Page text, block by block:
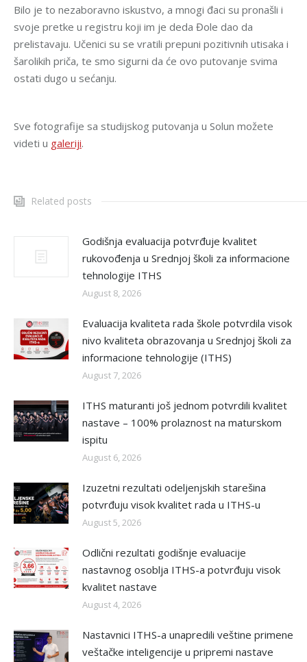
Bilo je to nezaboravno iskustvo, a mnogi đaci su pronašli i
svoje pretke u registru koji im je deda Đole dao da
prelistavaju. Učenici su se vratili prepuni pozitivnih utisaka i
šarolikih priča, te smo sigurni da će ovo putovanje svima
ostati dugo u sećanju.
Sve fotografije sa studijskog putovanja u Solun možete
videti u galeriji.
Related posts
Godišnja evaluacija potvrđuje kvalitet
rukovođenja u Srednjoj školi za informacione
tehnologije ITHS
August 8, 2026
Evaluacija kvaliteta rada škole potvrdila visok
nivo kvaliteta obrazovanja u Srednjoj školi za
informacione tehnologije (ITHS)
August 7, 2026
ITHS maturanti još jednom potvrdili kvalitet
nastave – 100% prolaznost na maturskom
ispitu
August 6, 2026
Izuzetni rezultati odeljenjskih starešina
potvrđuju visok kvalitet rada u ITHS-u
August 5, 2026
Odlični rezultati godišnje evaluacije
nastavnog osoblja ITHS-a potvrđuju visok
kvalitet nastave
August 4, 2026
Nastavnici ITHS-a unapredili veštine primene
veštačke inteligencije u pripremi nastave